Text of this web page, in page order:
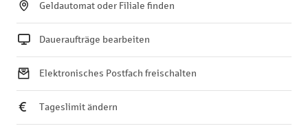
Geldautomat oder Filiale finden
Daueraufträge bearbeiten
Elektronisches Postfach freischalten
Tageslimit ändern